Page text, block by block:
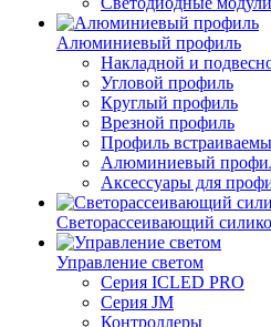
Алюминиевый профиль
Накладной и
Угловой профиль
Круглый профиль
Врезной профиль
Профиль
Алюминиевый
Аксессуары для
Светорассеивающий
Управление светом
Серия ICLED PRO
Серия JM
Контроллеры